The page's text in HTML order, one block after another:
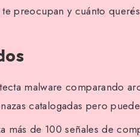
preocupan y cuánto
malware comparando
catalogadas pero
más de 100 señales de